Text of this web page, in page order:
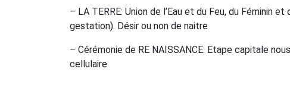
– LA TERRE: Union de l’Eau et du Feu, du Féminin
gestation). Désir ou non de naitre
– Cérémonie de RE NAISSANCE: Etape capitale
cellulaire